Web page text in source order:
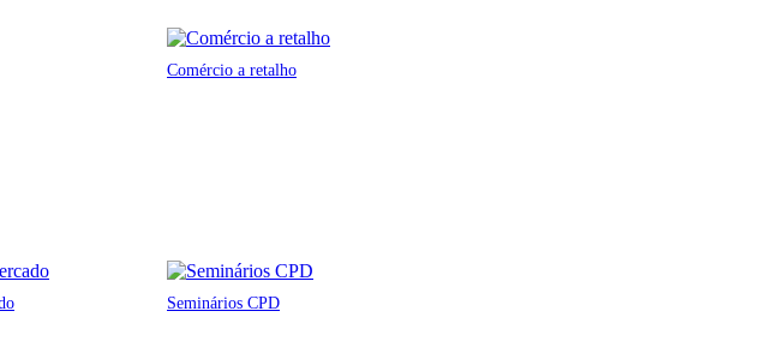
Comércio a retalho
Seminários CPD